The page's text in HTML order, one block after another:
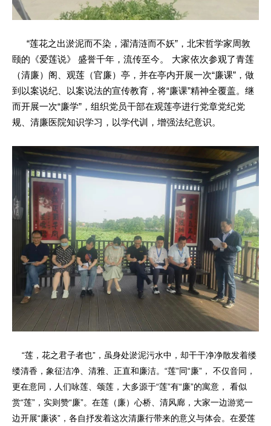
“莲花之出淤泥而不染，濯清涟而不妖”，北宋哲学家周敦
颐的《爱莲说》 盛誉千年，流传至今。
大家依次参观了青莲
（清廉）阁、观莲（官廉）亭，并在亭内开展一次“廉课”，做
到以案说纪、以案说法的宣传教育，将“廉课”精神全覆盖。继
而开展一次“廉学”，组织党员干部在观莲亭进行党章党纪党
规、清廉医院知识学习，以学代训，增强法纪意识。
“莲，花之君子者也”，虽身处淤泥污水中，却干干净净散发着缕
缕清香，象征洁净、清雅、正直和廉洁。“莲”同“廉”， 不仅音同，
更在意同，人们咏莲、颂莲，大多源于“莲”有“廉”的寓意， 看似
赏“莲”，实则赞“廉”。在莲（廉）心桥、清风廊，大家一边游览一
边开展“廉谈”，各自抒发着这次清廉行带来的意义与体会。在爱莲